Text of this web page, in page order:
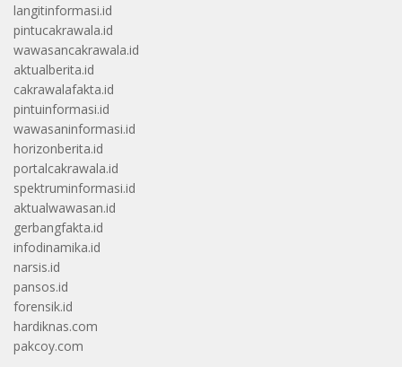
langitinformasi.id
pintucakrawala.id
wawasancakrawala.id
aktualberita.id
cakrawalafakta.id
pintuinformasi.id
wawasaninformasi.id
horizonberita.id
portalcakrawala.id
spektruminformasi.id
aktualwawasan.id
gerbangfakta.id
infodinamika.id
narsis.id
pansos.id
forensik.id
hardiknas.com
pakcoy.com